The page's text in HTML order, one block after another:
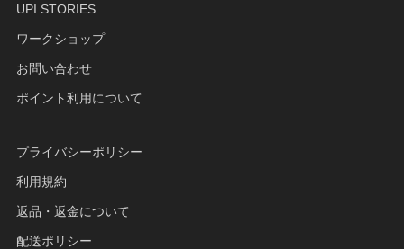
UPI STORIES
ワークショップ
お問い合わせ
ポイント利用について
プライバシーポリシー
利用規約
返品・返金について
配送ポリシー